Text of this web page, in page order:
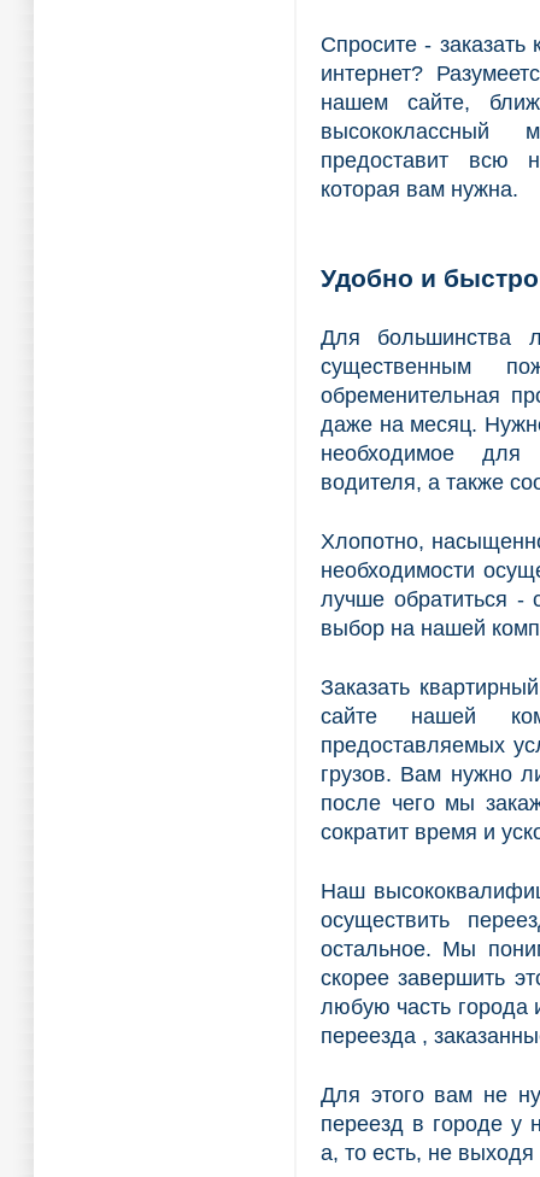
Спросите -
интернет?
нашем сайте,
высококлассный
предоставит всю
которая вам нужна.
Удобно и быстро
Для большинства
существенным
обременительная
даже на месяц.
необходимое для
водителя, а также
Хлопотно,
необходимости
лучше обратиться -
выбор на нашей
Заказать
сайте нашей
предоставляемых
грузов. Вам нужно
после чего мы
сократит время и
Наш
осуществить
остальное. Мы
скорее завершить
любую часть города
переезда ,
Для этого вам не
переезд в городе у
а, то есть, не выходя